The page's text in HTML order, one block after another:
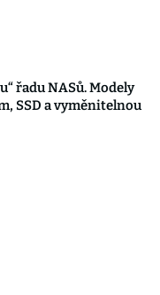
řadu NASů. Modely
SSD a vyměnitelnou